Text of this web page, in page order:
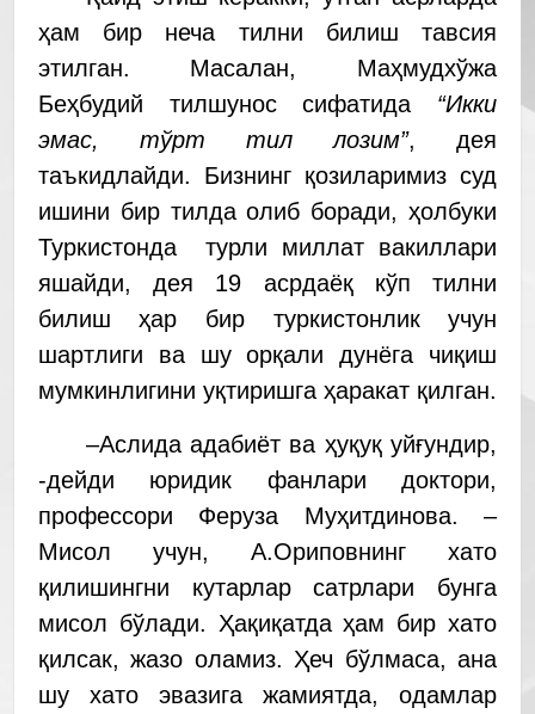
ҳам бир неча тилни билиш тавсия
этилган. Масалан, Маҳмудхўжа
Беҳбудий тилшунос сифатида “Икки
эмас, тўрт тил лозим”, дея
таъкидлайди. Бизнинг қозиларимиз суд
ишини бир тилда олиб боради, ҳолбуки
Туркистонда турли миллат вакиллари
яшайди, дея 19 асрдаёқ кўп тилни
билиш ҳар бир туркистонлик учун
шартлиги ва шу орқали дунёга чиқиш
мумкинлигини уқтиришга ҳаракат қилган.
–Аслида адабиёт ва ҳуқуқ уйғундир,
-дейди юридик фанлари доктори,
профессори Феруза Муҳитдинова. –
Мисол учун, А.Ориповнинг хато
қилишингни кутарлар сатрлари бунга
мисол бўлади. Ҳақиқатда ҳам бир хато
қилсак, жазо оламиз. Ҳеч бўлмаса, ана
шу хато эвазига жамиятда, одамлар